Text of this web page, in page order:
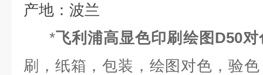
产地：波兰
*飞利浦高显色印刷绘图D50对
刷，纸箱，包装，绘图对色，验